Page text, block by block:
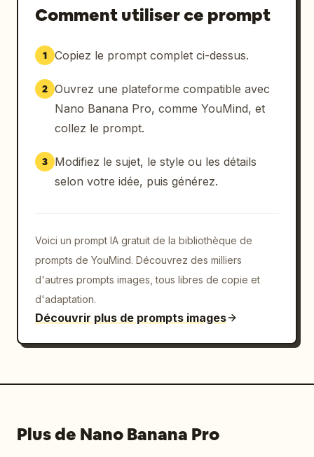
Comment utiliser ce prompt
1 Copiez le prompt complet ci-dessus.
2 Ouvrez une plateforme compatible avec
Nano Banana Pro, comme YouMind, et
collez le prompt.
3
Modifiez le sujet, le style ou les détails
selon votre idée, puis générez.
Voici un prompt IA gratuit de la bibliothèque de
prompts de YouMind. Découvrez des milliers
d'autres prompts images, tous libres de copie et
d'adaptation.
Découvrir plus de prompts images
Plus de Nano Banana Pro